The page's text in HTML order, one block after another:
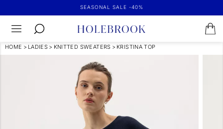
SEASONAL SALE -40%
HOME > LADIES > KNITTED SWEATERS > KRISTINA TOP